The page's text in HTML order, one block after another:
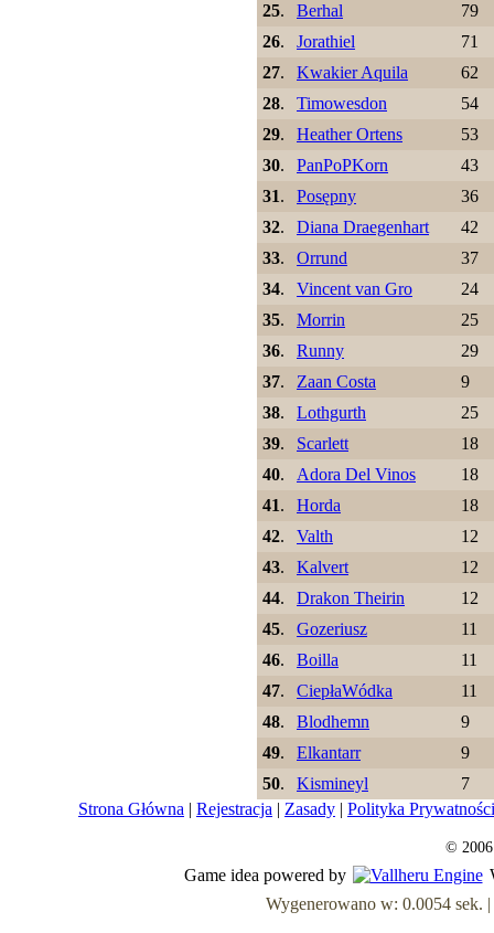
25. Berhal
79
26. Jorathiel
71
27. Kwakier Aquila
62
28. Timowesdon
54
29. Heather Ortens
53
30. PanPoPKorn
43
31. Posępny
36
32. Diana Draegenhart
42
33. Orrund
37
34. Vincent van Gro
24
35. Morrin
25
36. Runny
29
37. Zaan Costa
9
38. Lothgurth
25
39. Scarlett
18
40. Adora Del Vinos
18
41. Horda
18
42. Valth
12
43. Kalvert
12
44. Drakon Theirin
12
45. Gozeriusz
11
46. Boilla
11
47. CiepłaWódka
11
48. Blodhemn
9
49. Elkantarr
9
50. Kismineyl
7
Strona Główna | Rejestracja | Zasady | Polityka Prywatności
©
Game idea powered by
Wygenerowano w: 0.0054 sek.